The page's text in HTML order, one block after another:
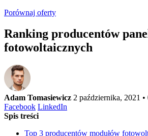
Porównaj oferty
Ranking producentów
fotowoltaicznych
Adam Tomasiewicz 2 października, 2021
Facebook LinkedIn
Spis treści
Top 3 producentów modułów